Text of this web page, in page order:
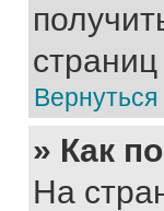
» Как
На